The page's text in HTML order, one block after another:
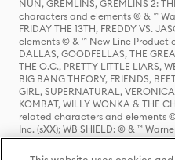
NUN, GREMLINS, GREMLINS 2:
characters and elements © & ™
FRIDAY THE 13TH, FREDDY VS.
elements © & ™ New Line
DALLAS, GOODFELLAS, THE
THE O.C., PRETTY LITTLE LIARS,
BIG BANG THEORY, FRIENDS,
GIRL, SUPERNATURAL,
KOMBAT, WILLY WONKA & THE
related characters and elements
Inc. (sXX); WB SHIELD: © & ™
HOUSE OF THE DRAGON, GAME
characters and elements © & ™